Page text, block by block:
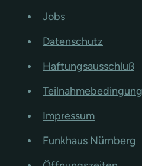
Jobs
Datenschutz
Haftungsausschluß
Impressum
Funkhaus Nürnberg